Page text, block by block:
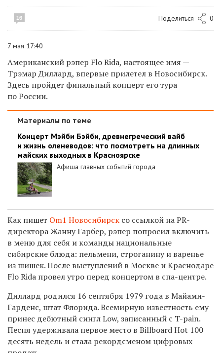
16 Поделиться 0
7 мая 17:40
Американский рэпер Flo Rida, настоящее имя —
Трэмар Диллард, впервые прилетел в Новосибирск.
Здесь пройдет финальный концерт его тура
по России.
Материалы по теме
Концерт Мэйби Бэйби, древнегреческий вайб
и жизнь оленеводов: что посмотреть на длинных
майских выходных в Красноярске
Афиша главных событий города
Как пишет Om1 Новосибирск со ссылкой на PR-
директора Жанну Гарбер, рэпер попросил включить
в меню для себя и команды национальные
сибирские блюда: пельмени, строганину и варенье
из шишек. После выступлений в Москве и Краснодаре
Flo Rida провел утро перед концертом в спа-центре.
Диллард родился 16 сентября 1979 года в Майами-
Гарденс, штат Флорида. Всемирную известность ему
принес дебютный сингл Low, записанный с T-pain.
Песня удерживала первое место в Billboard Hot 100
десять недель и стала рекордсменом цифровых